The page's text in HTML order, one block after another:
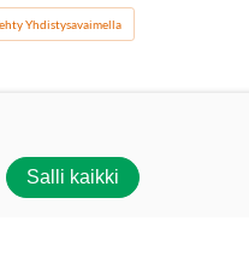
Yhdistysavaimella
Salli kaikki